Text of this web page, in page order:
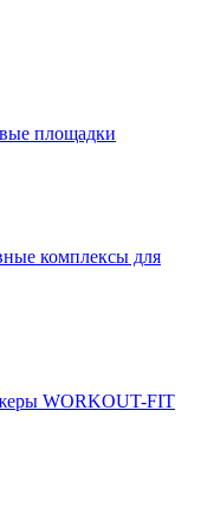
площадки
комплексы для
WORKOUT-FIT